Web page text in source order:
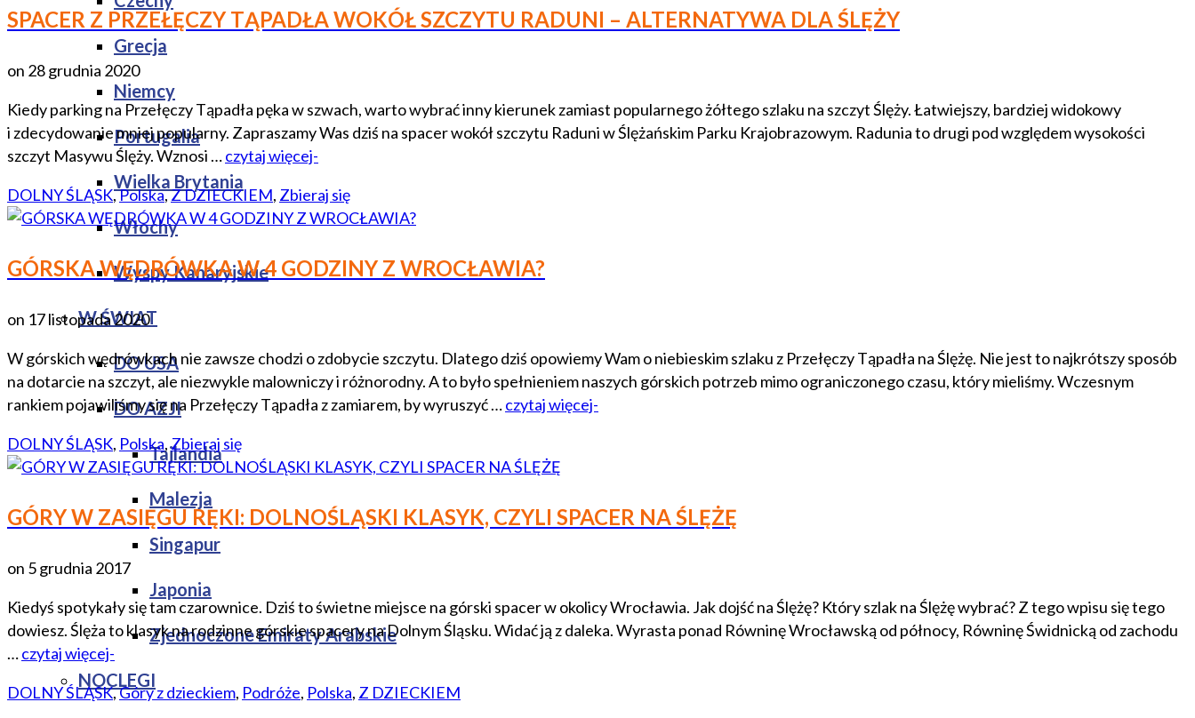
Grecja
Niemcy
Portugalia
Wielka Brytania
Włochy
Wyspy Kanaryjskie
W ŚWIAT
DO USA
DO AZJI
Tajlandia
Malezja
Singapur
Japonia
Zjednoczone Emiraty Arabskie
NOCLEGI
SPACER Z PRZEŁĘCZY TĄPADŁA WOKÓŁ SZCZYTU RADUNI – ALTERNATYWA DLA ŚLĘŻY
on 28 grudnia 2020
Kiedy parking na Przełęczy Tąpadła pęka w szwach, warto wybrać inny kierunek zamiast popularnego żółtego szlaku na szczyt Ślęży. Łatwiejszy, bardziej widokowy
i zdecydowanie mniej popularny. Zapraszamy Was dziś na spacer wokół szczytu Raduni w Ślężańskim Parku Krajobrazowym. Radunia to drugi pod względem wysokości
szczyt Masywu Ślęży. Wznosi …czytaj więcej-
DOLNY ŚLĄSK,Polska,Z DZIECKIEM, Zbieraj się
GÓRSKA WĘDRÓWKA W 4 GODZINY Z WROCŁAWIA?
on 17 listopada 2020
W górskich wędrówkach nie zawsze chodzi o zdobycie szczytu. Dlatego dziś opowiemy Wam o niebieskim szlaku z Przełęczy Tąpadła na Ślężę. Nie jest to najkrótszy sposób
na dotarcie na szczyt, ale niezwykle malowniczy i różnorodny. A to było spełnieniem naszych górskich potrzeb mimo ograniczonego czasu, który mieliśmy. Wczesnym
rankiem pojawiliśmy się na Przełęczy Tąpadła z zamiarem, by wyruszyć …czytaj więcej-
DOLNY ŚLĄSK, Polska,Zbieraj się
GÓRY W ZASIĘGU RĘKI: DOLNOŚLĄSKI KLASYK, CZYLI SPACER NA ŚLĘŻĘ
on 5 grudnia 2017
Kiedyś spotykały się tam czarownice. Dziś to świetne miejsce na górski spacer w okolicy Wrocławia. Jak dojść na Ślężę? Który szlak na Ślężę wybrać? Z tego wpisu się tego
dowiesz. Ślęża to klasyk na rodzinne górskie spacery na Dolnym Śląsku. Widać ją z daleka. Wyrasta ponad Równinę Wrocławską od północy, Równinę Świdnicką od zachodu
…czytaj więcej-
DOLNY ŚLĄSK,Góry z dzieckiem, Podróże, Polska, Z DZIECKIEM